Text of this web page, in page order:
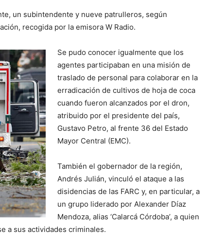
un subintendente y nueve patrulleros, según
recogida por la emisora W Radio.
Se pudo conocer igualmente que los
agentes participaban en una misión de
traslado de personal para colaborar en la
erradicación de cultivos de hoja de coca
cuando fueron alcanzados por el dron,
atribuido por el presidente del país,
Gustavo Petro, al frente 36 del Estado
Mayor Central (EMC).
También el gobernador de la región,
Andrés Julián, vinculó el ataque a las
disidencias de las FARC y, en particular, a
un grupo liderado por Alexander Díaz
Mendoza, alias ‘Calarcá Córdoba’, a quien
a sus actividades criminales.